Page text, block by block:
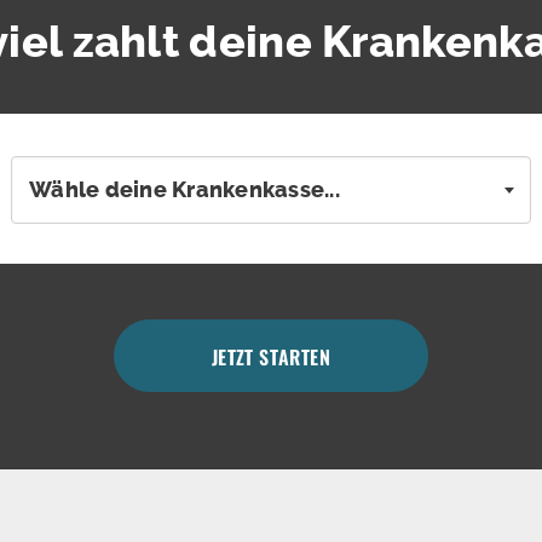
zahlt deine
Wähle deine Krankenkasse...
JETZT STARTEN